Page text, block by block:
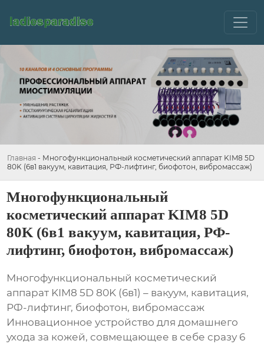
Главная - Многофункциональный косметический аппарат KIM8 5D
80K (6в1 вакуум, кавитация, РФ-лифтинг, биофотон, вибромассаж)
Многофункциональный
косметический аппарат KIM8 5D
80K (6в1 вакуум, кавитация, РФ-
лифтинг, биофотон, вибромассаж)
Многофункциональный косметический
аппарат KIM8 5D 80K (6в1) – вакуум, кавитация,
РФ-лифтинг, биофотон, вибромассаж
Инновационное устройство для домашнего
ухода за кожей, совмещающее в себе сразу 6